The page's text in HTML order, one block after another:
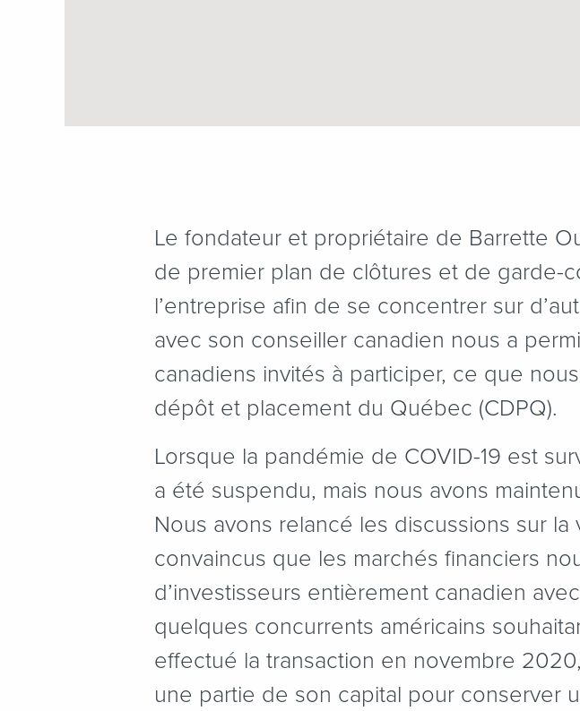
Le fondateur et propriétaire de Barrette
de premier plan de clôtures et de garde-
l’entreprise afin de se concentrer sur
avec son conseiller canadien nous a
canadiens invités à participer, ce que
dépôt et placement du Québec (CDPQ).
Lorsque la pandémie de COVID-19 est
a été suspendu, mais nous avons
Nous avons relancé les discussions sur
convaincus que les marchés financiers
d’investisseurs entièrement canadien
quelques concurrents américains
effectué la transaction en novembre
une partie de son capital pour conserver